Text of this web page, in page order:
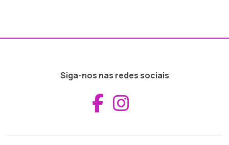
Siga-nos nas redes sociais
Aceder ao